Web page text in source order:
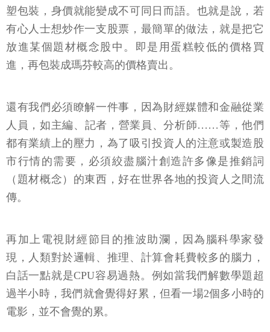
塑包裝，身價就能變成不可同日而語。也就是說，若
有心人士想炒作一支股票，最簡單的做法，就是把它
放進某個題材概念股中。即是用蛋糕較低的價格買
進，再包裝成瑪芬較高的價格賣出。
還有我們必須瞭解一件事，因為財經媒體和金融從業
人員，如主編、記者，營業員、分析師……等，他們
都有業績上的壓力，為了吸引投資人的注意或製造股
市行情的需要，必須絞盡腦汁創造許多像是推銷詞
（題材概念）的東西，好在世界各地的投資人之間流
傳。
再加上電視財經節目的推波助瀾，因為腦科學家發
現，人類對於邏輯、推理、計算會耗費較多的腦力，
白話一點就是CPU容易過熱。例如當我們解數學題超
過半小時，我們就會覺得好累，但看一場2個多小時的
電影，並不會覺的累。